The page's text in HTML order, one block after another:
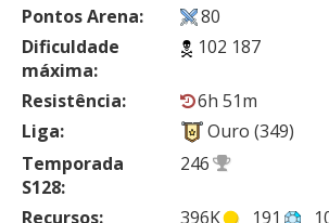
Pontos Arena:
80
Dificuldade
máxima:
102 187
Resistência:
6h 51m
Liga:
Ouro (349)
Temporada
S128:
246
Recursos: 396K 191